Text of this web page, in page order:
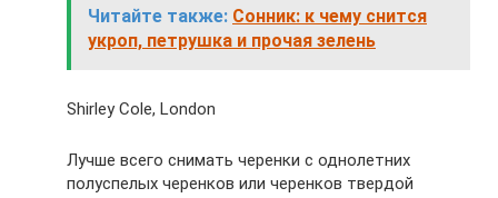
Читайте также: Сонник: к чему снится
укроп, петрушка и прочая зелень
Shirley Cole, London
Лучше всего снимать черенки с однолетних
полуспелых черенков или черенков твердой